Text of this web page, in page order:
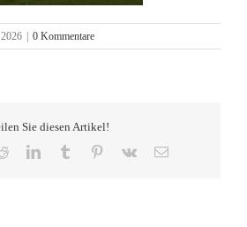
0 Kommentare
Sie diesen Artikel!
RedditLinkedInTumblr Pinterest
Vk
E-